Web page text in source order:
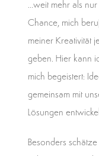
…weit mehr als
Chance, mich
meiner Kreativität
geben. Hier kann
mich begeistert:
gemeinsam mit
Lösungen
Besonders